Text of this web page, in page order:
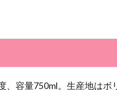
、容量750ml。生産地はボ